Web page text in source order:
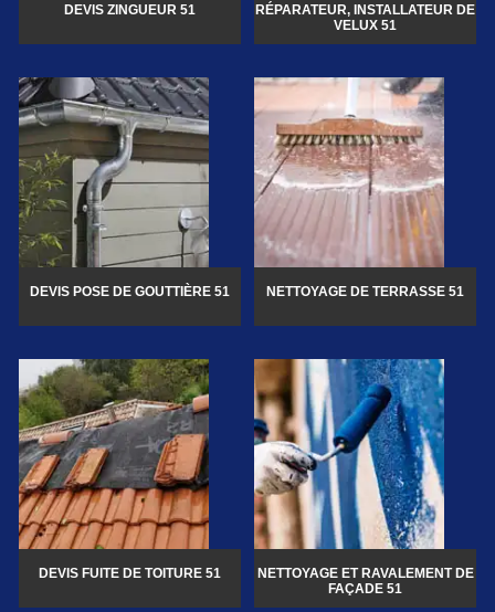
DEVIS ZINGUEUR 51
RÉPARATEUR, INSTALLATEUR DE
VELUX 51
DEVIS POSE DE GOUTTIÈRE 51 NETTOYAGE DE TERRASSE 51
DEVIS FUITE DE TOITURE 51
NETTOYAGE ET RAVALEMENT DE
FAÇADE 51